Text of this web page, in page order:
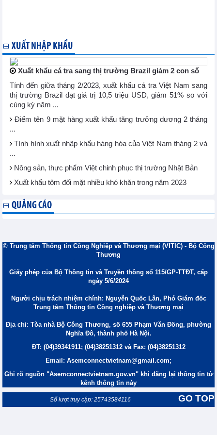
XUẤT NHẬP KHẨU
Xuất khẩu cá tra sang thị trường Brazil giảm 2 con số
Tính đến giữa tháng 2/2023, xuất khẩu cá tra Việt Nam sang
thị trường Brazil đạt giá trị 10,5 triệu USD, giảm 51% so với
cùng kỳ năm ...
Điểm tên 9 mặt hàng xuất khẩu tăng trưởng dương 2 tháng
...
Tình hình xuất nhập khẩu hàng hóa của Việt Nam tháng 2 và
...
Nông sản, thực phẩm Việt chinh phục thị trường Nhật Bản
Xuất khẩu tôm đối mặt nhiều khó khăn trong năm 2023
QUẢNG CÁO
© Trung tâm Thông tin Công Nghiệp và Thương mại (VITIC) - Bộ Công
Thương
Giấy phép của Bộ Thông tin và Truyền thông số 115/GP-TTĐT, cấp
ngày 5/6/2024
Người chịu trách nhiệm chính: Nguyễn Quốc Lân, Phó Giám đốc
Trung tâm Thông tin Công nghiệp và Thương mại
Địa chỉ: Tòa nhà Bộ Công Thương, số 655 Phạm Văn Đồng, phường
Nghĩa Đô, thành phố Hà Nội.
ĐT: (04)39341911; (04)38251312 và Fax: (04)38251312
Email: Asemconnectvietnam@gmail.com;
Ghi rõ nguồn "Asemconnectvietnam.gov.vn" khi đăng lại thông tin từ
kênh thông tin này
GO TOP
Số lượt truy cập: 25743584116